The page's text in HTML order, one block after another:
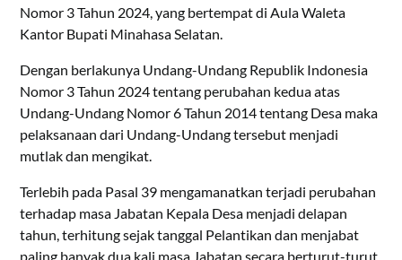
Nomor 3 Tahun 2024, yang bertempat di Aula Waleta
Kantor Bupati Minahasa Selatan.
Dengan berlakunya Undang-Undang Republik Indonesia
Nomor 3 Tahun 2024 tentang perubahan kedua atas
Undang-Undang Nomor 6 Tahun 2014 tentang Desa maka
pelaksanaan dari Undang-Undang tersebut menjadi
mutlak dan mengikat.
Terlebih pada Pasal 39 mengamanatkan terjadi perubahan
terhadap masa Jabatan Kepala Desa menjadi delapan
tahun, terhitung sejak tanggal Pelantikan dan menjabat
paling banyak dua kali masa Jabatan secara berturut-turut